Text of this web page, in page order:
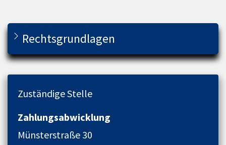
Rechtsgrundlagen
Zuständige Stelle
Zahlungsabwicklung
Münsterstraße 30